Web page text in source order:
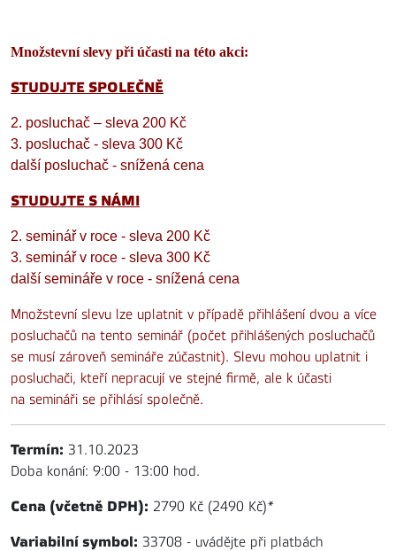
Množstevní slevy při účasti na této akci:
STUDUJTE SPOLEČNĚ
2. posluchač – sleva 200 Kč
3. posluchač - sleva 300 Kč
další posluchač - snížená cena
STUDUJTE S NÁMI
2. seminář v roce - sleva 200 Kč
3. seminář v roce - sleva 300 Kč
další semináře v roce - snížená cena
Množstevní slevu lze uplatnit v případě přihlášení dvou a více
posluchačů na tento seminář (počet přihlášených posluchačů
se musí zároveň semináře zúčastnit). Slevu mohou uplatnit i
posluchači, kteří nepracují ve stejné firmě, ale k účasti
na semináři se přihlásí společně.
Termín: 31.10.2023
Doba konání: 9:00 - 13:00 hod.
Cena (včetně DPH): 2790 Kč (2490 Kč)*
Variabilní symbol: 33708 - uvádějte při platbách